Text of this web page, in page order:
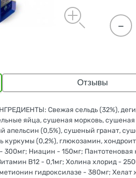
−
Отзывы
Свежая сельдь (32%),
яйца, сушеная морковь,
апельсин (0,5%), сушеный гранат,
куркумы (0,2%), глюкозамин,
Ниацин - 150мг;
В12 - 0,1мг; Холина хлорид -
гидроксилазе - 380мг;